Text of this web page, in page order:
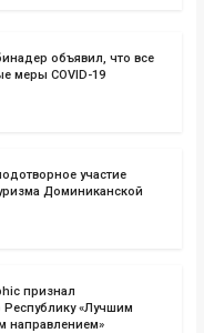
объявил, что все
меры COVID-19
участие
Доминиканской
признал
«Лучшим
направлением»